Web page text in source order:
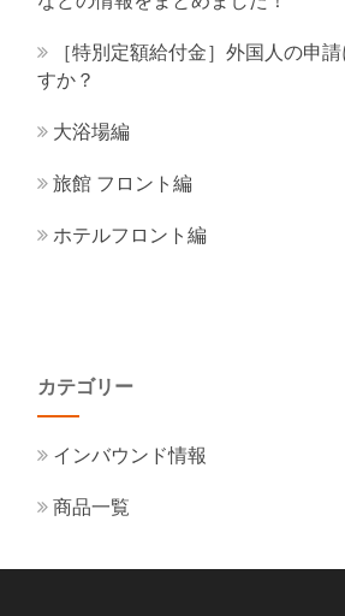
［特別定額給付金］外国人の申
すか？
大浴場編
旅館 フロント編
ホテルフロント編
カテゴリー
インバウンド情報
商品一覧